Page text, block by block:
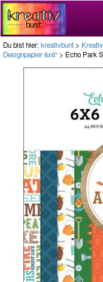
Du bist hier:kreativbunt >
Designpapier 6x6'' > Echo Park